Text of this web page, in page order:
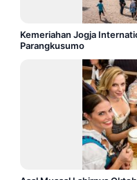
Kemeriahan Jogja
Parangkusumo